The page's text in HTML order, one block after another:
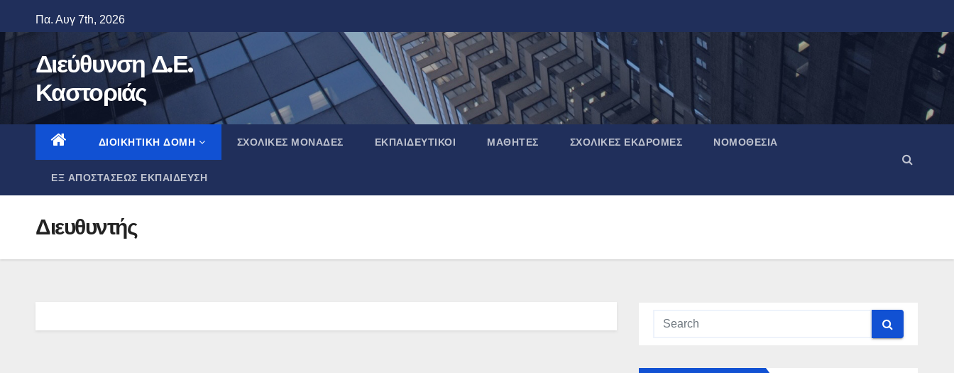
to
Πα. Αυγ 7th, 2026
Διεύθυνση Δ.Ε.
Καστοριάς
ΔΙΟΙΚΗΤΙΚΉ ΔΟΜΉ ΣΧΟΛΙΚΈΣ ΜΟΝΆΔΕΣ ΕΚΠΑΙΔΕΥΤΙΚΟΊ ΜΑΘΗΤΈΣ ΣΧΟΛΙΚΈΣ ΕΚΔΡΟΜΈΣ ΝΟΜΟΘΕΣΊΑ
ΕΞ ΑΠΟΣΤΆΣΕΩΣ ΕΚΠΑΊΔΕΥΣΗ
Διευθυντής